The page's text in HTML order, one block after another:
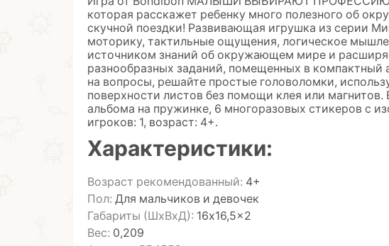
которая расскажет ребенку много полезного об
скучной поездки! Развивающая игрушка из серии
моторику, тактильные ощущения, логическое
источником знаний об окружающем мире и
разнообразных заданий, помещенных в компактный
на вопросы, решайте простые головоломки,
поверхности листов без помощи клея или
альбома на пружинке, 6 многоразовых стикеров с
игроков: 1, возраст: 4+.
Характеристики:
Возраст рекомендованный: 4+
Пол: Для мальчиков и девочек
Габариты (ШхВхД): 16x16,5x2
Вес: 0,209